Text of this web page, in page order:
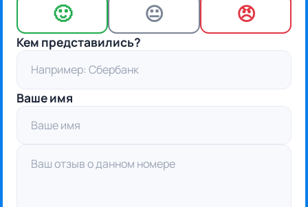
🙂 😐 😠
Кем представились?
Ваше имя